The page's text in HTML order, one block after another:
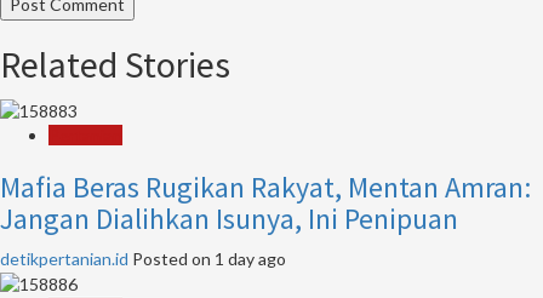
Related Stories
Mafia Beras Rugikan Rakyat, Mentan Amran:
Jangan Dialihkan Isunya, Ini Penipuan
detikpertanian.id Posted on 1 day ago